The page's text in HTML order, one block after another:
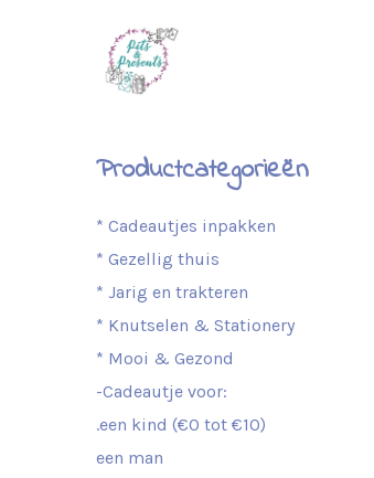
Productcategorieën
* Cadeautjes inpakken
* Gezellig thuis
* Jarig en trakteren
* Knutselen & Stationery
* Mooi & Gezond
-Cadeautje voor:
.een kind (€0 tot €10)
een man